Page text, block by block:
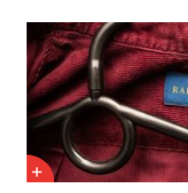
Cette restructuration fait
précédemment aux Pays-
qui avaient déjà entraîné
d'emplois.